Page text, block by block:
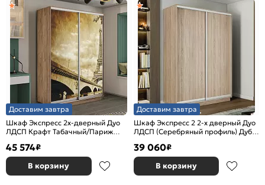
Доставим завтра
Шкаф Экспресс 2х-дверный Дуо
ЛДСП Крафт Табачный/Париж
45 574₽
В корзину
Доставим завтра
Шкаф Экспресс 2 2-х дверный Дуо
ЛДСП (Серебряный профиль) Дуб
39 060₽
В корзину